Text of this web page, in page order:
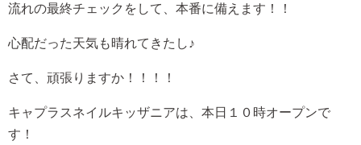
流れの最終チェックをして、本番に備えます！！
心配だった天気も晴れてきたし♪
さて、頑張りますか！！！！
キャプラスネイルキッザニアは、本日１０時オープンで
す！